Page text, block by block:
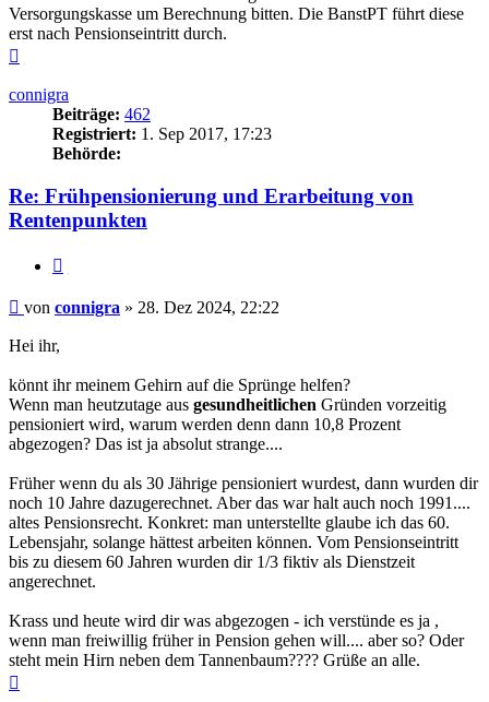
Versorgungskasse um Berechnung bitten. Die BanstPT führt diese
erst nach Pensionseintritt durch.
connigra
Beiträge: 462
Registriert: 1. Sep 2017, 17:23
Behörde:
Re: Frühpensionierung und Erarbeitung von
Rentenpunkten
Beitrag
von connigra » 28. Dez 2024, 22:22
Hei ihr,
könnt ihr meinem Gehirn auf die Sprünge helfen?
Wenn man heutzutage aus gesundheitlichen Gründen vorzeitig
pensioniert wird, warum werden denn dann 10,8 Prozent
abgezogen? Das ist ja absolut strange....
Früher wenn du als 30 Jährige pensioniert wurdest, dann wurden dir
noch 10 Jahre dazugerechnet. Aber das war halt auch noch 1991....
altes Pensionsrecht. Konkret: man unterstellte glaube ich das 60.
Lebensjahr, solange hättest arbeiten können. Vom Pensionseintritt
bis zu diesem 60 Jahren wurden dir 1/3 fiktiv als Dienstzeit
angerechnet.
Krass und heute wird dir was abgezogen - ich verstünde es ja ,
wenn man freiwillig früher in Pension gehen will.... aber so? Oder
steht mein Hirn neben dem Tannenbaum???? Grüße an alle.